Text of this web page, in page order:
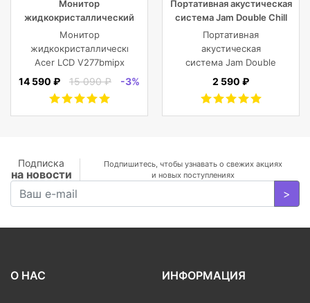
Монитор
жидкокристаллический
Acer LCD V277bmipx 27”
[16:9] 1920х1080(FHD) IPS
Монитор
жидкокристаллический
Acer LCD V277bmipx
27'' [16:9]
nonGLARE,
250cd/m2,
VGA, HDMI, DP, Tilt,
Speakers, 3Y, Black
14 590 ₽ 15 090 ₽ -3%
Портативная акустическая
система Jam Double Chill
Grey
Портативная
акустическая
система Jam Double
Chill Grey (серый)
2 590 ₽
Подписка
на новости
Подпишитесь, чтобы узнавать о свежих акциях
и новых поступлениях
>
О НАС ИНФОРМАЦИЯ